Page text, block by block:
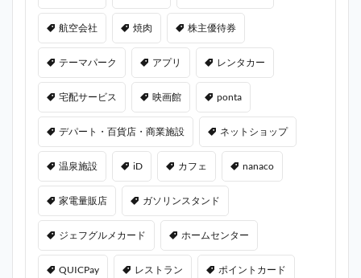
航空会社 焼肉 株主優待券
テーマパーク アプリ レンタカー
宅配サービス 映画館 ponta
デパート・百貨店・商業施設 ネットショップ
温泉施設 iD カフェ nanaco
家電量販店 ガソリンスタンド
ジェフグルメカード ホームセンター
QUICPay レストラン ポイントカード